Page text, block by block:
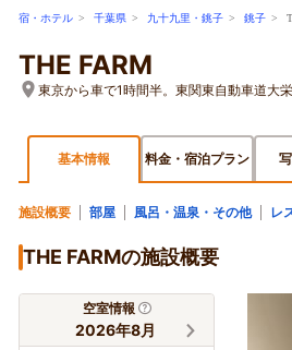
宿・ホテル > 千葉県 > 九十九里・銚子 > 銚子 >
THE FARM
東京から車で1時間半。東関東自動車道大
基本情報 料金・宿泊プラン
施設概要 部屋 風呂・温泉・その他 レ
THE FARMの施設概要
空室情報
2026年8月